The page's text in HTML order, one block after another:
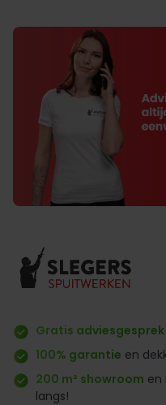
Gratis adviesgesprek
100% garantie en
200 m² showroom en
langs!